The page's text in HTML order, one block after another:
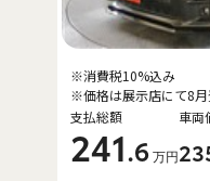
支払総額
241.6 万円
車両
※消費税10%込み
※価格は展示店にて8